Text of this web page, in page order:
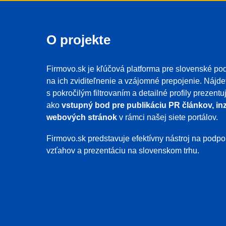
O projekte
Firmovo.sk je kľúčová platforma pre slovenské
na ich zviditeľnenie a vzájomné prepojenie.
s pokročilým filtrovaním a detailné profily
ako vstupný bod pre publikáciu PR článkov,
webových stránok v rámci našej siete portálov.
Firmovo.sk predstavuje efektívny nástroj na
vzťahov a prezentáciu na slovenskom trhu.